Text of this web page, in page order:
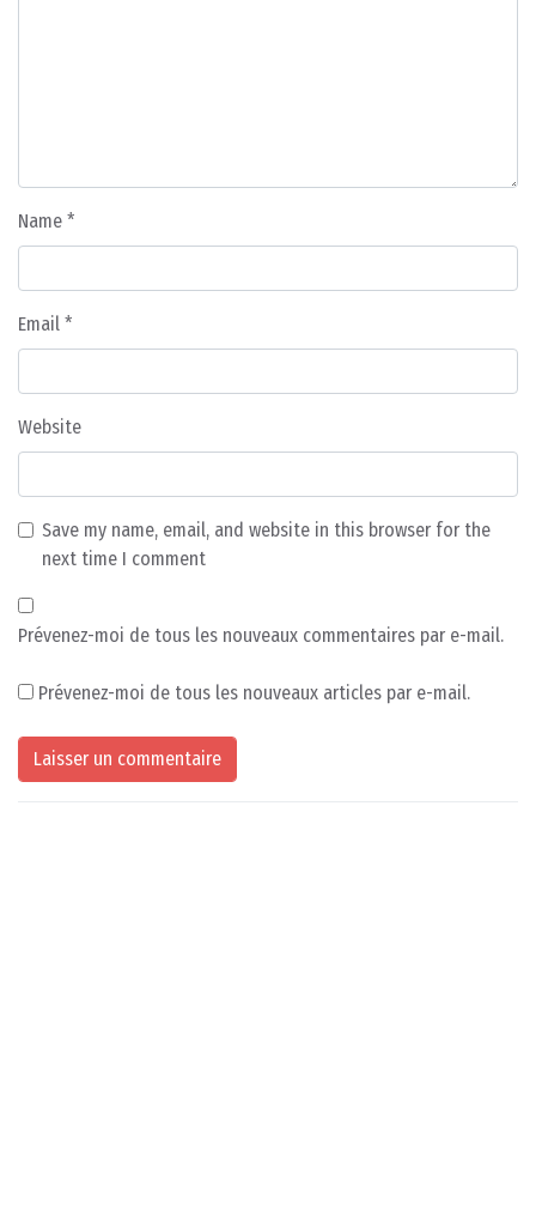
Name *
Email *
Website
Save my name, email, and website in this browser for the
next time I comment
Prévenez-moi de tous les nouveaux commentaires par e-mail.
Prévenez-moi de tous les nouveaux articles par e-mail.